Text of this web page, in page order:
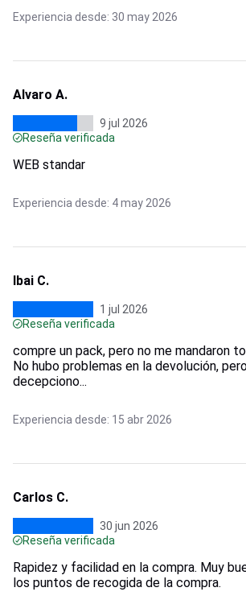
Experiencia desde: 30 may 2026
Alvaro A.
9 jul 2026
Reseña verificada
WEB standar
Experiencia desde: 4 may 2026
Ibai C.
1 jul 2026
Reseña verificada
compre un pack, pero no me mandaron
No hubo problemas en la devolución,
decepciono...
Experiencia desde: 15 abr 2026
Carlos C.
30 jun 2026
Reseña verificada
Rapidez y facilidad en la compra. Muy
los puntos de recogida de la compra.